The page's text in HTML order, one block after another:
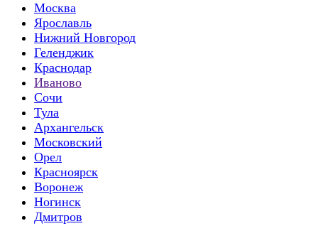
Москва
Ярославль
Нижний Новгород
Геленджик
Краснодар
Иваново
Сочи
Тула
Архангельск
Московский
Орел
Красноярск
Воронеж
Ногинск
Дмитров